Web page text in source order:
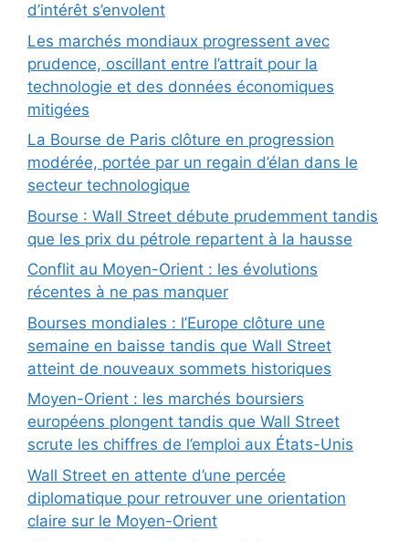
d’intérêt s’envolent
Les marchés mondiaux progressent avec
prudence, oscillant entre l’attrait pour la
technologie et des données économiques
mitigées
La Bourse de Paris clôture en progression
modérée, portée par un regain d’élan dans le
secteur technologique
Bourse : Wall Street débute prudemment tandis
que les prix du pétrole repartent à la hausse
Conflit au Moyen-Orient : les évolutions
récentes à ne pas manquer
Bourses mondiales : l’Europe clôture une
semaine en baisse tandis que Wall Street
atteint de nouveaux sommets historiques
Moyen-Orient : les marchés boursiers
européens plongent tandis que Wall Street
scrute les chiffres de l’emploi aux États-Unis
Wall Street en attente d’une percée
diplomatique pour retrouver une orientation
claire sur le Moyen-Orient